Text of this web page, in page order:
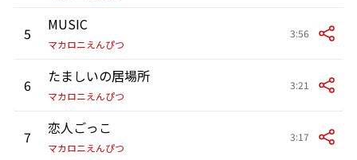
5 MUSIC
マカロニえんぴつ
3:56
6 たましいの居場所
マカロニえんぴつ
3:21
7 恋人ごっこ
マカロニえんぴつ
3:17